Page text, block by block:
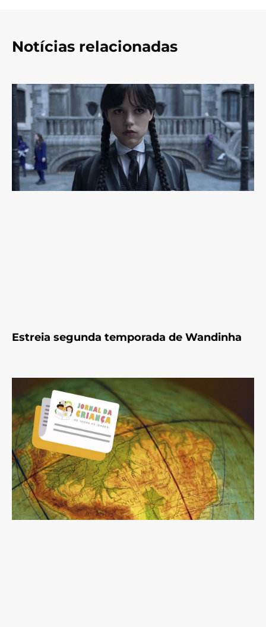
Notícias relacionadas
Estreia segunda temporada de Wandinha